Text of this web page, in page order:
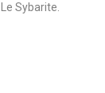
Le Sybarite.